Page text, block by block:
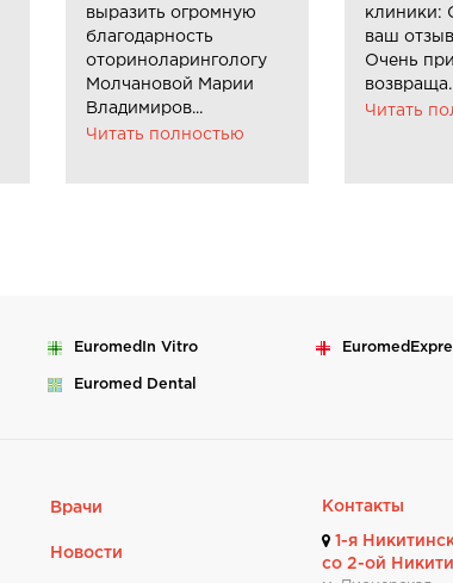
выразить огромную
благодарность
оториноларингологу
Молчановой Марии
Владимиров...
Читать полностью
клиники:
ваш
Очень
Читать
Euromed In Vitro Euromed
Euromed Dental
Врачи
Новости
Контакты
1-я
со 2-ой